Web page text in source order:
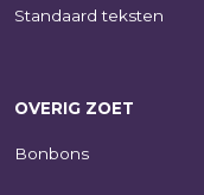
Standaard teksten
OVERIG ZOET
Bonbons